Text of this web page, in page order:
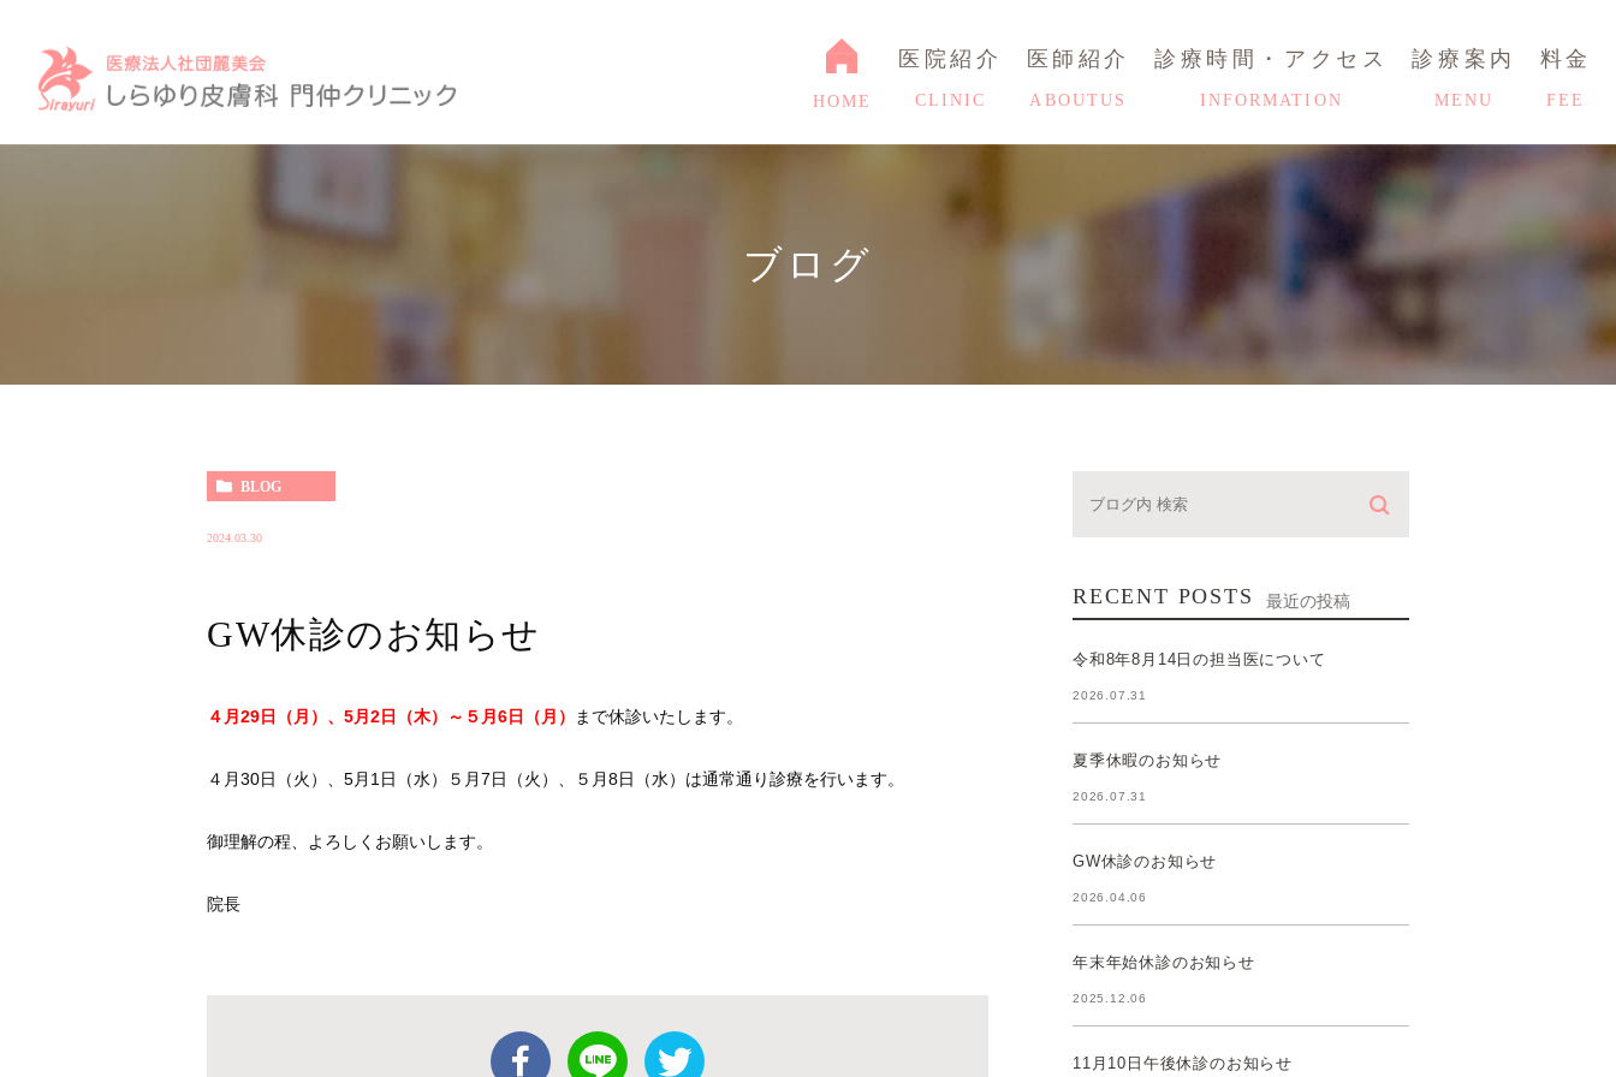
HOME
医院紹介
CLINIC
医師紹介
ABOUTUS
診療時間・アクセス
INFORMATION
診療案内
MENU
料金
FEE
ブログ
BLOG
2024.03.30
GW休診のお知らせ
４月29日（月）、5月2日（木）～５月6日（月） まで休診いたします。
４月30日（火）、5月1日（水）５月7日（火）、５月8日（水）は通常通り診療を行います。
御理解の程、よろしくお願いします。
院長
RECENT POSTS 最近の投稿
令和8年8月14日の担当医について
2026.07.31
夏季休暇のお知らせ
2026.07.31
GW休診のお知らせ
2026.04.06
年末年始休診のお知らせ
2025.12.06
11月10日午後休診のお知らせ